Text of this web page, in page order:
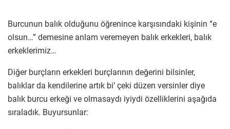
Burcunun balık olduğunu öğrenince karşısındaki kişinin “e
olsun…” demesine anlam veremeyen balık erkekleri, balık
erkeklerimiz…
Diğer burçların erkekleri burçlarının değerini bilsinler,
balıklar da kendilerine artık bi’ çeki düzen versinler diye
balık burcu erkeği ve olmasaydı iyiydi özelliklerini aşağıda
sıraladık. Buyursunlar: